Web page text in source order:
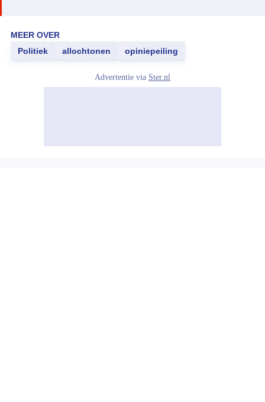
MEER OVER
Politiek
allochtonen opiniepeiling
Advertentie via Ster.nl